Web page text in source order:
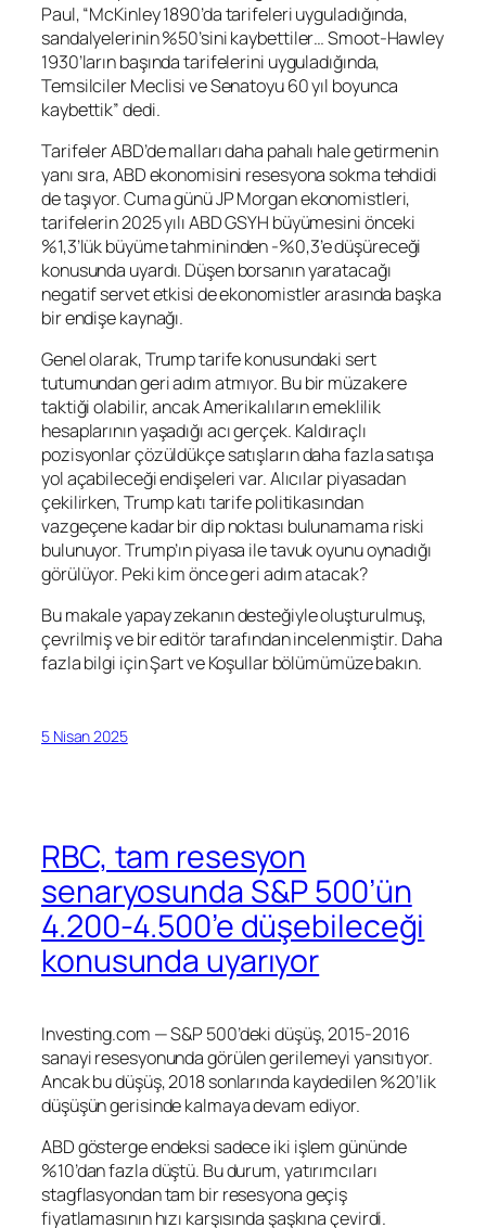
Paul, “McKinley 1890’da tarifeleri uyguladığında,
sandalyelerinin %50’sini kaybettiler… Smoot-Hawley
1930’ların başında tarifelerini uyguladığında,
Temsilciler Meclisi ve Senatoyu 60 yıl boyunca
kaybettik” dedi.
Tarifeler ABD’de malları daha pahalı hale getirmenin
yanı sıra, ABD ekonomisini resesyona sokma tehdidi
de taşıyor. Cuma günü JP Morgan ekonomistleri,
tarifelerin 2025 yılı ABD GSYH büyümesini önceki
%1,3’lük büyüme tahmininden -%0,3’e düşüreceği
konusunda uyardı. Düşen borsanın yaratacağı
negatif servet etkisi de ekonomistler arasında başka
bir endişe kaynağı.
Genel olarak, Trump tarife konusundaki sert
tutumundan geri adım atmıyor. Bu bir müzakere
taktiği olabilir, ancak Amerikalıların emeklilik
hesaplarının yaşadığı acı gerçek. Kaldıraçlı
pozisyonlar çözüldükçe satışların daha fazla satışa
yol açabileceği endişeleri var. Alıcılar piyasadan
çekilirken, Trump katı tarife politikasından
vazgeçene kadar bir dip noktası bulunamama riski
bulunuyor. Trump’ın piyasa ile tavuk oyunu oynadığı
görülüyor. Peki kim önce geri adım atacak?
Bu makale yapay zekanın desteğiyle oluşturulmuş,
çevrilmiş ve bir editör tarafından incelenmiştir. Daha
fazla bilgi için Şart ve Koşullar bölümümüze bakın.
5 Nisan 2025
RBC, tam resesyon
senaryosunda S&P 500’ün
4.200-4.500’e düşebileceği
konusunda uyarıyor
Investing.com —S&P 500’deki düşüş, 2015-2016
sanayi resesyonunda görülen gerilemeyi yansıtıyor.
Ancak bu düşüş, 2018 sonlarında kaydedilen %20’lik
düşüşün gerisinde kalmaya devam ediyor.
ABD gösterge endeksi sadece iki işlem gününde
%10’dan fazla düştü. Bu durum, yatırımcıları
stagflasyondan tam bir resesyona geçiş
fiyatlamasının hızı karşısında şaşkına çevirdi.